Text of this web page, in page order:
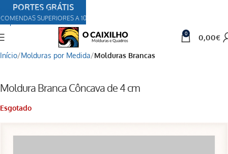
Skip to navigation
Skip to main content
0 0,00€
Início Molduras por Medida Molduras Brancas
Moldura Branca Côncava de 4 cm
Esgotado
PORTES GRÁTIS
SUPERIORES A 100€